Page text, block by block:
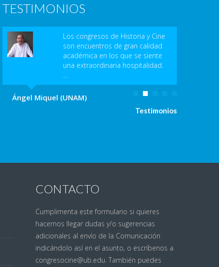
TESTIMONIOS
Los congresos de Historia y Cine
son encuentros de gran calidad
académica en los que se siente
una extraordinaria hospitalidad.
...
Ángel Miquel (UNAM)
Testimonios
CONTACTO
Cumplimenta este formulario si quieres
hacernos llegar dudas y/o sugerencias
adicionales al envío de la Comunicación
indicándolo así en el asunto, o escríbenos a
congresocine@ub.edu. También puedes